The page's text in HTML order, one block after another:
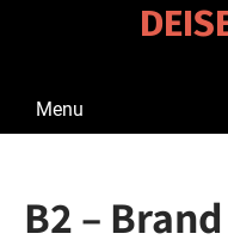
Menu
B2 –